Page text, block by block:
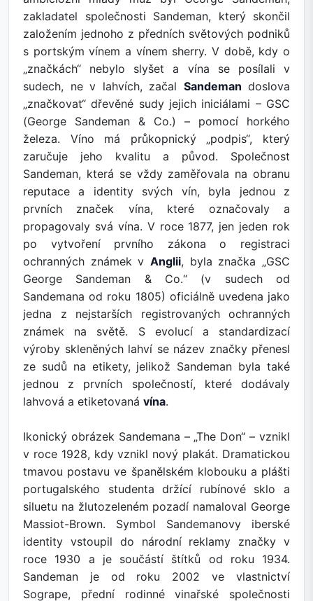
zakladatel společnosti Sandeman, který skončil
založením jednoho z předních světových podniků
s portským vínem a vínem sherry. V době, kdy o
„značkách“ nebylo slyšet a vína se posílali v
sudech, ne v lahvích, začal Sandeman doslova
„značkovat“ dřevěné sudy jejich iniciálami – GSC
(George Sandeman & Co.) – pomocí horkého
železa. Víno má průkopnický „podpis“, který
zaručuje jeho kvalitu a původ. Společnost
Sandeman, která se vždy zaměřovala na obranu
reputace a identity svých vín, byla jednou z
prvních značek vína, které označovaly a
propagovaly svá vína. V roce 1877, jen jeden rok
po vytvoření prvního zákona o registraci
ochranných známek v Anglii, byla značka „GSC
George Sandeman & Co.“ (v sudech od
Sandemana od roku 1805) oficiálně uvedena jako
jedna z nejstarších registrovaných ochranných
známek na světě. S evolucí a standardizací
výroby skleněných lahví se název značky přenesl
ze sudů na etikety, jelikož Sandeman byla také
jednou z prvních společností, které dodávaly
lahvová a etiketovaná vína.
Ikonický obrázek Sandemana – „The Don“ – vznikl
v roce 1928, kdy vznikl nový plakát. Dramatickou
tmavou postavu ve španělském klobouku a plášti
portugalského studenta držící rubínové sklo a
siluetu na žlutozeleném pozadí namaloval George
Massiot-Brown. Symbol Sandemanovy iberské
identity vstoupil do národní reklamy značky v
roce 1930 a je součástí štítků od roku 1934.
Sandeman je od roku 2002 ve vlastnictví
Sogrape, přední rodinné vinařské společnosti